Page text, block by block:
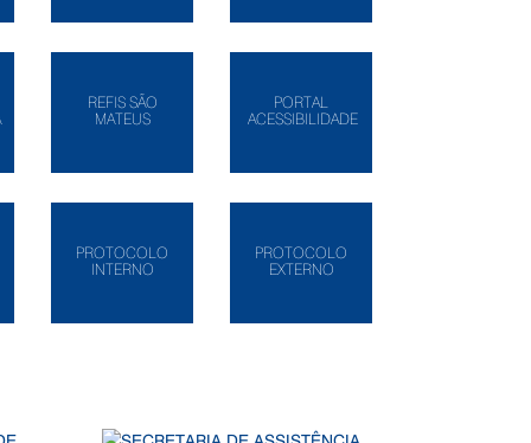
REFIS SÃO
MATEUS
PORTAL
ACESSIBILIDADE
PROTOCOLO
INTERNO
PROTOCOLO
EXTERNO